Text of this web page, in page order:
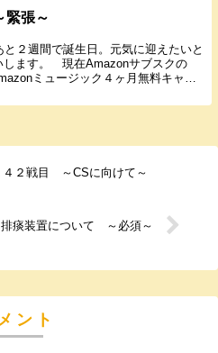
張～
２週間で誕生日。元気に迎えたいと
します。 現在Amazonサブスクの
ミュージック４ヶ月無料キャン
２戦目 ～CSに向けて～
痰装置について ～必須～
ント